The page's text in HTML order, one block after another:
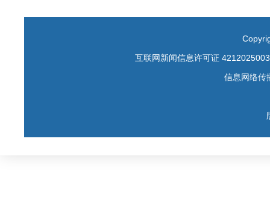
互联网新闻信息许可证 4212025003
信息网络传